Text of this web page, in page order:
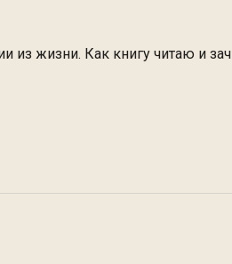
из жизни. Как книгу читаю и